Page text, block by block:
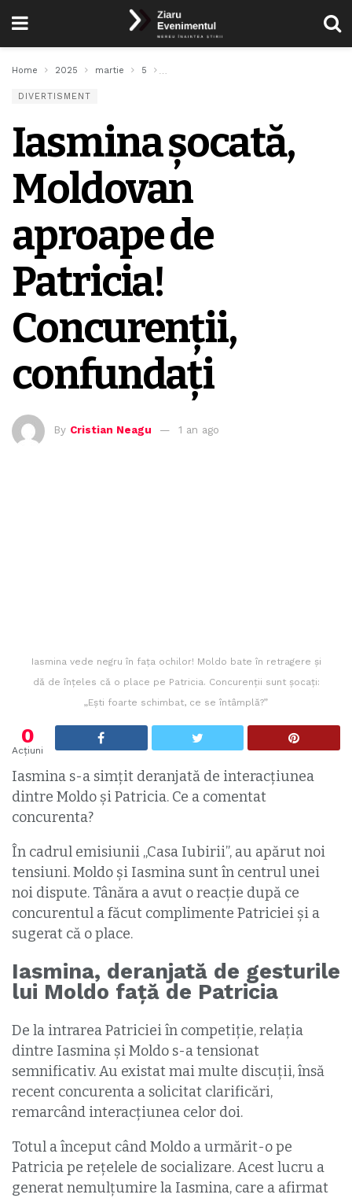
Home 2025 martie 5
DIVERTISMENT
Iasmina șocată,
Moldovan
aproape de
Patricia!
Concurenții,
confundați
By Cristian Neagu 1 an ago
Iasmina vede negru în fața ochilor! Moldo bate în retragere și
dă de înțeles că o place pe Patricia. Concurenții sunt șocați:
„Ești foarte schimbat, ce se întâmplă?”
0
Acțiuni
Iasmina s-a simțit deranjată de interacțiunea
dintre Moldo și Patricia. Ce a comentat
concurenta?
În cadrul emisiunii „Casa Iubirii”, au apărut noi
tensiuni. Moldo și Iasmina sunt în centrul unei
noi dispute. Tânăra a avut o reacție după ce
concurentul a făcut complimente Patriciei și a
sugerat că o place.
Iasmina, deranjată de gesturile
lui Moldo față de Patricia
De la intrarea Patriciei în competiție, relația
dintre Iasmina și Moldo s-a tensionat
semnificativ. Au existat mai multe discuții, însă
recent concurenta a solicitat clarificări,
remarcând interacțiunea celor doi.
Totul a început când Moldo a urmărit-o pe
Patricia pe rețelele de socializare. Acest lucru a
generat nemulțumire la Iasmina, care a afirmat